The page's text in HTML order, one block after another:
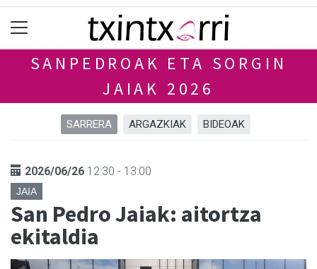
SANPEDROAK ETA SORGIN
JAIAK 2026
SARRERA ARGAZKIAK BIDEOAK
2026/06/26 12:30 - 13:00
JAIA
San Pedro Jaiak: aitortza
ekitaldia